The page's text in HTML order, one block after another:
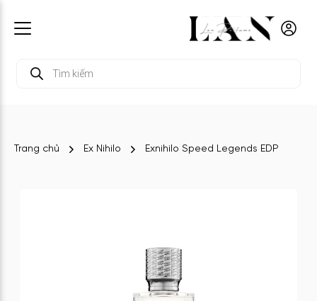
kiếm
Trang chủ Ex Nihilo Exnihilo Speed Legends EDP